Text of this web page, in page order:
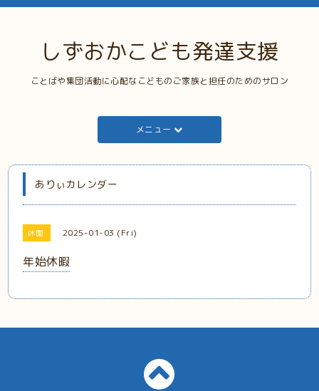
しずおかこども発達支援
ことばや集団活動に心配なこどものご家族と担任のためのサロン
メニュー
ありぃカレンダー
休園 2025-01-03 (Fri)
年始休暇